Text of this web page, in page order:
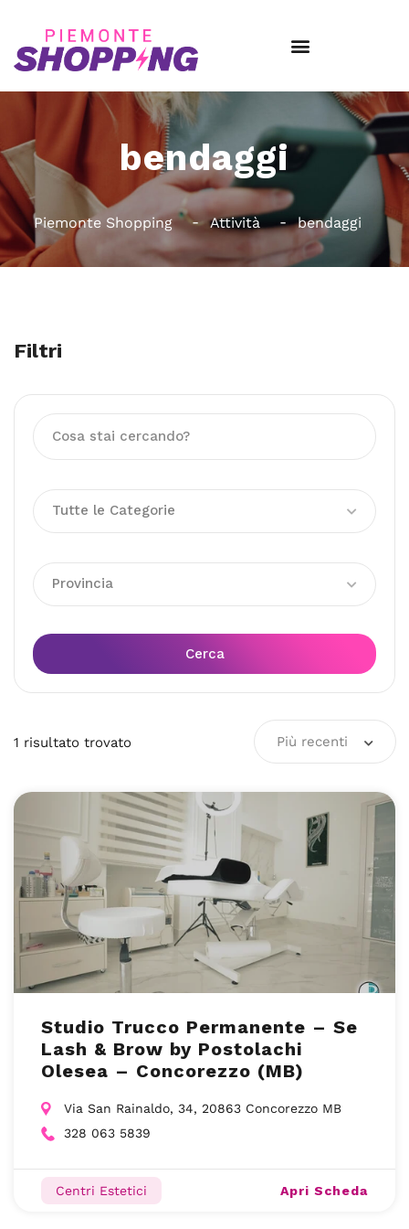
bendaggi
Piemonte Shopping Attività bendaggi
Filtri
Tutte le Categorie
Provincia
Cerca
1 risultato trovato Più recenti
Studio Trucco Permanente – Se
Lash & Brow by Postolachi
Olesea – Concorezzo (MB)
Via San Rainaldo, 34, 20863 Concorezzo MB
328 063 5839
Centri Estetici Apri Scheda